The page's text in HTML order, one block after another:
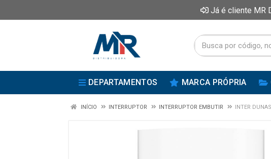
Já é cliente MR
DEPARTAMENTOS MARCA PRÓPRIA
INÍCIO INTERRUPTOR INTERRUPTOR EMBUTIR INTER